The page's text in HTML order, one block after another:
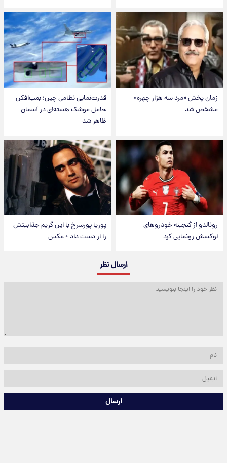
زمان پخش «مرد سه هزار چهره»
مشخص شد
قدرت‌نمایی نظامی چین؛ بمب‌افکن
حامل موشک هسته‌ای در آسمان
ظاهر شد
رونالدو از گنجینه خودروهای
لوکسش رونمایی کرد
پوریا پورسرخ با این گریم جذابیتش
را از دست داد + عکس
ارسال نظر
ارسال